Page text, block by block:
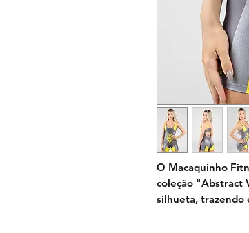
O Macaquinho
coleção "Abstract
silhueta, trazendo